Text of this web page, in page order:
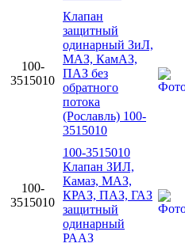
100-
3515010
Клапан
защитный
одинарный ЗиЛ,
МАЗ, КамАЗ,
ПАЗ без
обратного
потока
(Рославль) 100-
3515010
100-
3515010
100-3515010
Клапан ЗИЛ,
Камаз, МАЗ,
КРАЗ, ПАЗ, ГАЗ
защитный
одинарный
РААЗ